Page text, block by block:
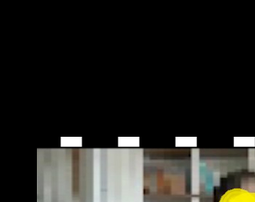
- 위탁받는 자 (수탁자) : OOO PG
- 위탁하는 업무의 내용 : 결제 및 에스크로 업무
- 위탁받는 자 (수탁자) : OOO 택배
- 위탁하는 업무의 내용 : 상품 배송 업무